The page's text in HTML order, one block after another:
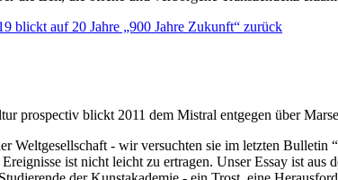
blickt auf 20 Jahre „900 Jahre Zukunft“ zurück
prospectiv blickt 2011 dem Mistral entgegen über
Weltgesellschaft - wir versuchten sie im letzten
ist nicht leicht zu ertragen. Unser Essay ist